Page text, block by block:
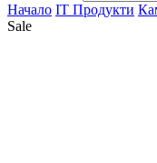
Начало IT Продукти
Sale